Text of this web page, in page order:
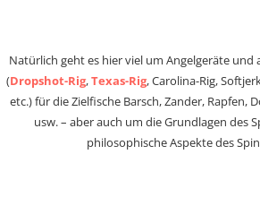
Natürlich geht es hier viel um Angelgeräte
(Dropshot-Rig,Texas-Rig, Carolina-Rig,
etc.) für die Zielfische Barsch, Zander, Rapfen,
usw. – aber auch um die Grundlagen des
philosophische Aspekte des